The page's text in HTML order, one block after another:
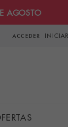
AGOSTO
ACCEDER